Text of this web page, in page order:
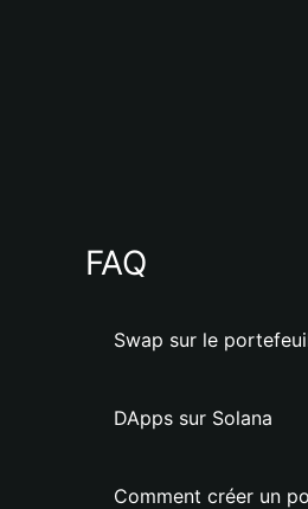
FAQ
Swap sur le
DApps sur Solana
Comment créer un